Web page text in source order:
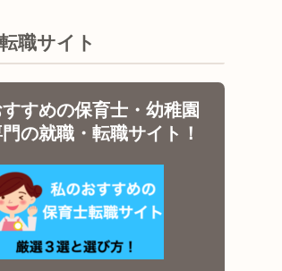
職サイト
すめの保育士・幼稚園
の就職・転職サイト！